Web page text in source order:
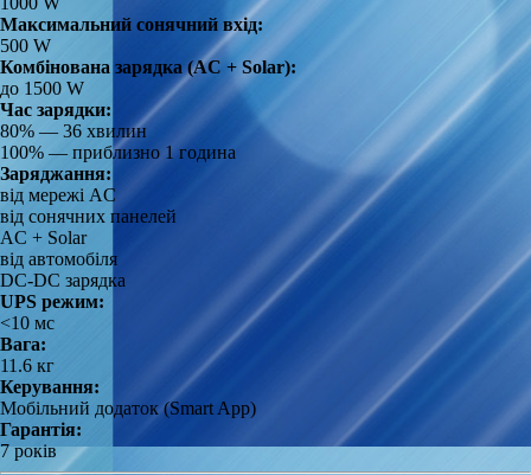
Максимальний сонячний вхід:
500 W
Комбінована зарядка (AC + Solar):
до 1500 W
Час зарядки:
80% — 36 хвилин
100% — приблизно 1 година
Заряджання:
від мережі AC
від сонячних панелей
AC + Solar
від автомобіля
DC-DC зарядка
UPS режим:
<10 мс
Вага:
11.6 кг
Керування:
Мобільний додаток (Smart App)
Гарантія:
7 років